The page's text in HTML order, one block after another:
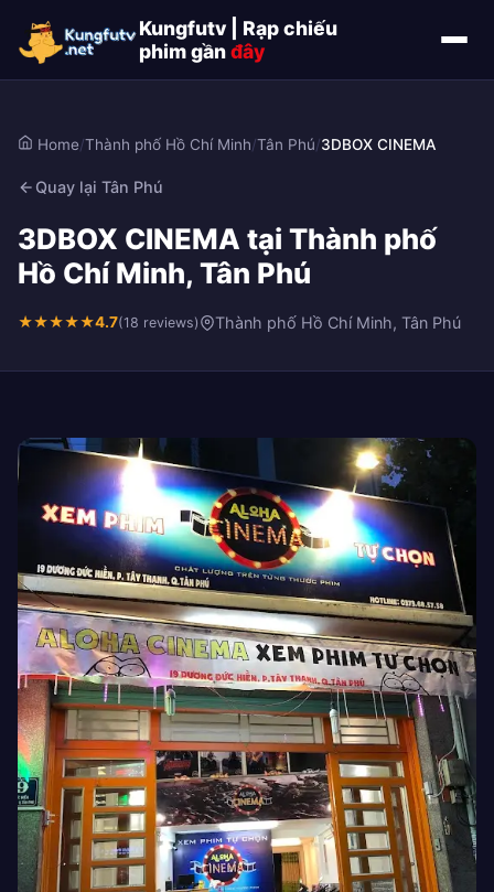
Kungfutv | Rạp chiếu
phim gầnđây
Home/Thành phố Hồ Chí Minh/Tân Phú/3DBOX CINEMA
Quay lại Tân Phú
3DBOX CINEMA tại Thành phố
Hồ Chí Minh, Tân Phú
★★★★★4.7(18 reviews) Thành phố Hồ Chí Minh, Tân Phú